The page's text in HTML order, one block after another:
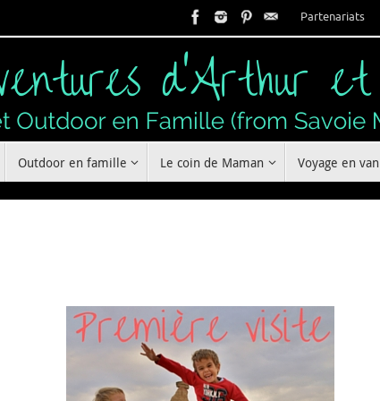
Partenariats
Outdoor en famille Le coin de Maman Voyage en van